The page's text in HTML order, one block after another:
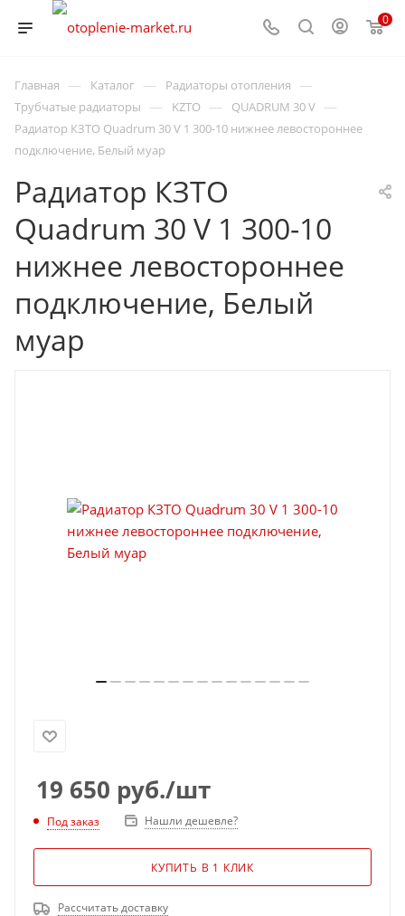
0
Главная — Каталог — Радиаторы отопления —
Трубчатые радиаторы — KZTO — QUADRUM 30 V —
Радиатор КЗТО Quadrum 30 V 1 300-10 нижнее левостороннее
подключение, Белый муар
Радиатор КЗТО
Quadrum 30 V 1 300-10
нижнее левостороннее
подключение, Белый
муар
19 650 руб./шт
Под заказ Нашли дешевле?
КУПИТЬ В 1 КЛИК
Рассчитать доставку